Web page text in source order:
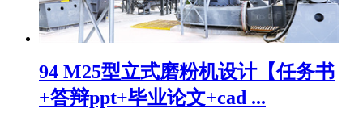
94 M25型立式磨粉机设计【任务书
+答辩ppt+毕业论文+cad ...